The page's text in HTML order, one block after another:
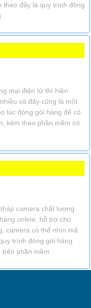
theo đấy là quy trình đóng
mại điện tử thì hiện
và đây cũng là một
lúc đóng gói hàng để có
kèm theo phần mềm có
camera chất lượng
online, hỗ trợ cho
camera có thể nhìn mã
trình đóng gói hàng
phần mềm